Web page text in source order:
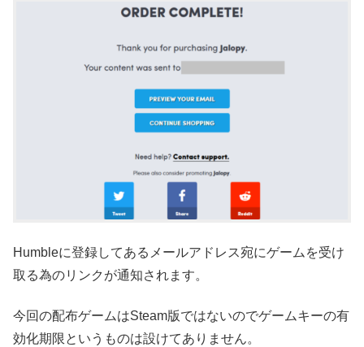
Humbleに登録してあるメールアドレス宛にゲームを受け
取る為のリンクが通知されます。
今回の配布ゲームはSteam版ではないのでゲームキーの有
効化期限というものは設けてありません。